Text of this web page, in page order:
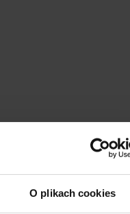
O plikach cookies